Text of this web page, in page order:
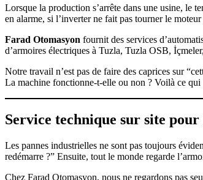
Lorsque la production s’arrête dans une usine, le
en alarme, si l’inverter ne fait pas tourner le
Farad Otomasyon fournit des services
d’armoires électriques à Tuzla, Tuzla OSB,
Notre travail n’est pas de faire des caprices sur
La machine fonctionne-t-elle ou non ? Voilà ce qui
Service technique sur site
Les pannes industrielles ne sont pas toujours
redémarre ?” Ensuite, tout le monde regarde
Chez Farad Otomasyon, nous ne regardons pas